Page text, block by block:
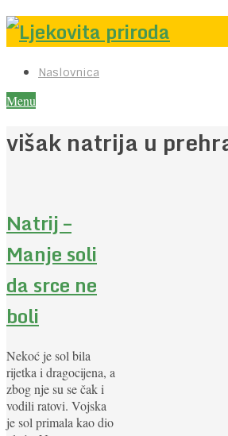
Naslovnica
Menu
višak natrija u
Natrij –
Manje soli
da srce ne
boli
Nekoć je sol bila
rijetka i dragocijena, a
zbog nje su se čak i
vodili ratovi. Vojska
je sol primala kao dio